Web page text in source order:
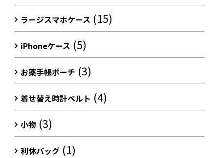
ラージスマホケース (15)
iPhoneケース (5)
お薬手帳ポーチ (3)
着せ替え時計ベルト (4)
小物 (3)
利休バッグ (1)